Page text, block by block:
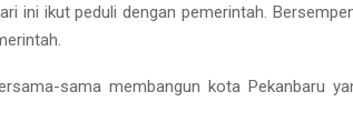
ini ikut peduli dengan pemerintah.
sama membangun kota Pekanbaru